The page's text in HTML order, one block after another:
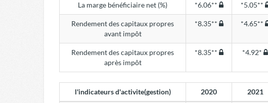
La marge bénéficiaire net (%) *6.06** *5.05**
Rendement des capitaux propres
avant impôt
*8.35** *4.65**
Rendement des capitaux propres
après impôt
*8.35** *4.92*
l'indicateurs d'activite(gestion) 2020 2021